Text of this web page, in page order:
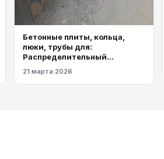
Бетонные плиты, кольца,
люки, трубы для:
Распределительный
газопровод высокого
давления
21 марта 2026